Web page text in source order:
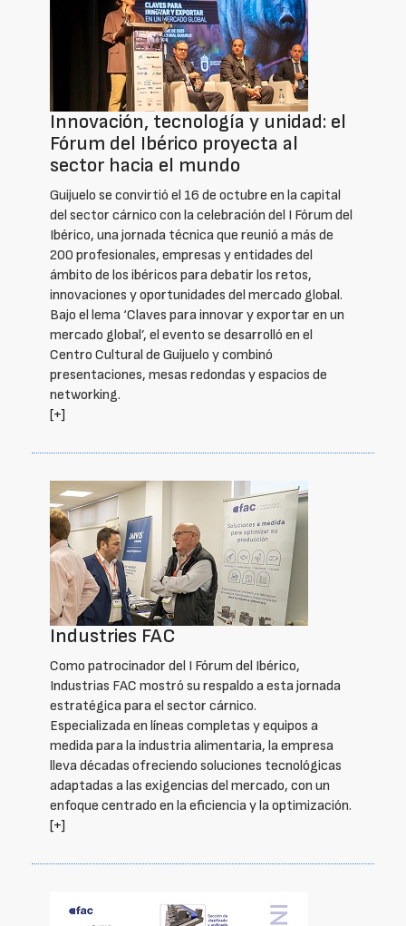
Innovación, tecnología y unidad: el
Fórum del Ibérico proyecta al
sector hacia el mundo
Guijuelo se convirtió el 16 de octubre en la capital
del sector cárnico con la celebración del I Fórum del
Ibérico, una jornada técnica que reunió a más de
200 profesionales, empresas y entidades del
ámbito de los ibéricos para debatir los retos,
innovaciones y oportunidades del mercado global.
Bajo el lema ‘Claves para innovar y exportar en un
mercado global’, el evento se desarrolló en el
Centro Cultural de Guijuelo y combinó
presentaciones, mesas redondas y espacios de
networking.
[+]
Industries FAC
Como patrocinador del I Fórum del Ibérico,
Industrias FAC mostró su respaldo a esta jornada
estratégica para el sector cárnico.
Especializada en líneas completas y equipos a
medida para la industria alimentaria, la empresa
lleva décadas ofreciendo soluciones tecnológicas
adaptadas a las exigencias del mercado, con un
enfoque centrado en la eficiencia y la optimización.
[+]